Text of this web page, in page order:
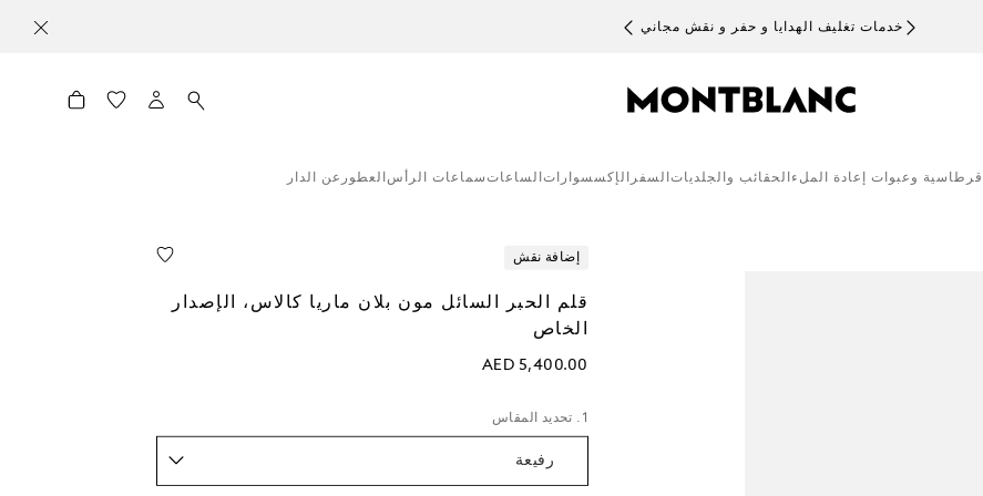
خدمات تغليف الهدايا و حفر و نقش مجاني
قرطاسية وعبوات إعادة الملء الحقائب والجلديات السفر الإكسسوارات الساعاتسماعات الرأس العطور عن الدار
إضافة نقش
قلم الحبر السائل مون بلان ماريا كالاس، الإصدار
الخاص
AED 5,400.00
1. تحديد المقاس
رفيعة